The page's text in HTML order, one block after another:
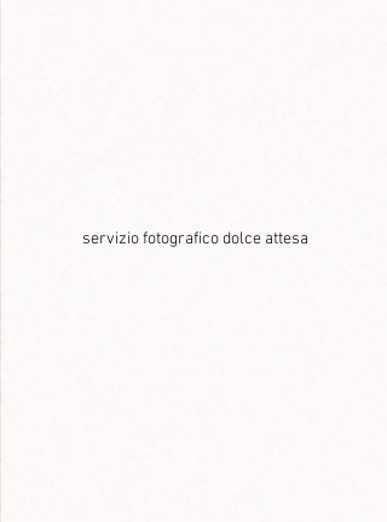
servizio fotografico dolce attesa